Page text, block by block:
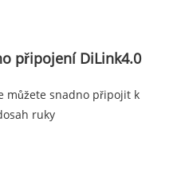
připojení DiLink4.0
můžete snadno připojit k
ruky